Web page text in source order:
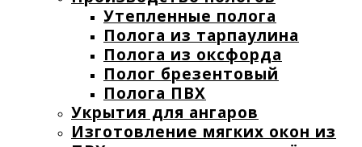
Утепленные полога
Полога из тарпаулина
Полога из оксфорда
Полог брезентовый
Полога ПВХ
Укрытия для ангаров
Изготовление мягких окон из